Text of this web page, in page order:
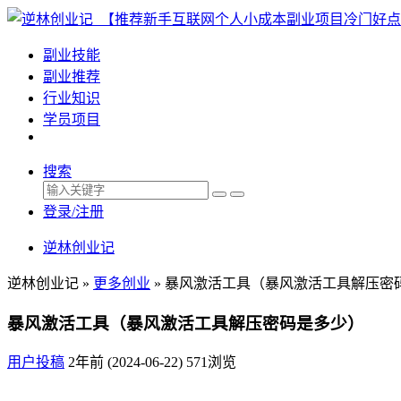
副业技能
副业推荐
行业知识
学员项目
搜索
登录/注册
逆林创业记
逆林创业记 » 更多创业 » 暴风激活工具（暴风激活工具解压密
暴风激活工具（暴风激活工具解压密码是多少）
用户投稿 2年前 (2024-06-22) 571浏览